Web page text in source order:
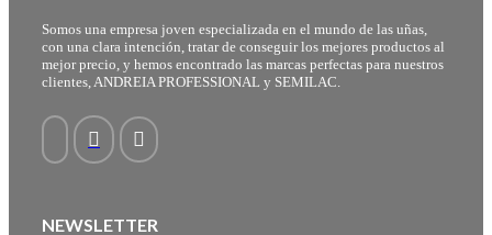
Somos una empresa joven especializada en el mundo de las uñas,
con una clara intención, tratar de conseguir los mejores productos al
mejor precio, y hemos encontrado las marcas perfectas para nuestros
clientes, ANDREIA PROFESSIONAL y SEMILAC.
NEWSLETTER